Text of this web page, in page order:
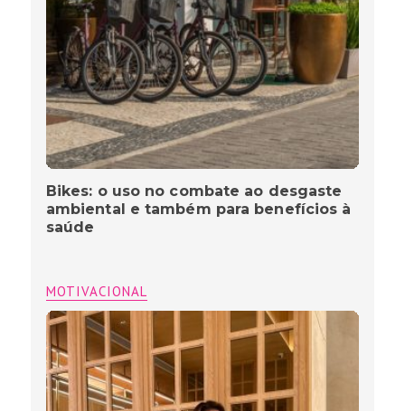
Bikes: o uso no combate ao desgaste
ambiental e também para benefícios à
saúde
MOTIVACIONAL